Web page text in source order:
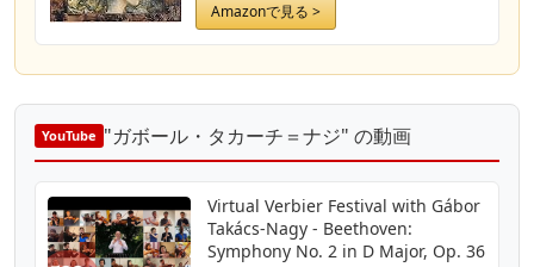
Amazonで見る >
YouTube "ガボール・タカーチ＝ナジ" の動画
Virtual Verbier Festival with Gábor
Takács-Nagy - Beethoven:
Symphony No. 2 in D Major, Op. 36